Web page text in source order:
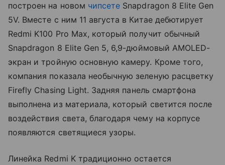
построен на новом чипсете Snapdragon 8 Elite Gen
5V. Вместе с ним 11 августа в Китае дебютирует
Redmi K100 Pro Max, который получит обычный
Snapdragon 8 Elite Gen 5, 6,9-дюймовый AMOLED-
экран и тройную основную камеру. Кроме того,
компания показала необычную зеленую расцветку
Firefly Chasing Light. Задняя панель смартфона
выполнена из материала, который светится после
воздействия света, благодаря чему на корпусе
появляются светящиеся узоры.
Линейка Redmi K традиционно остается